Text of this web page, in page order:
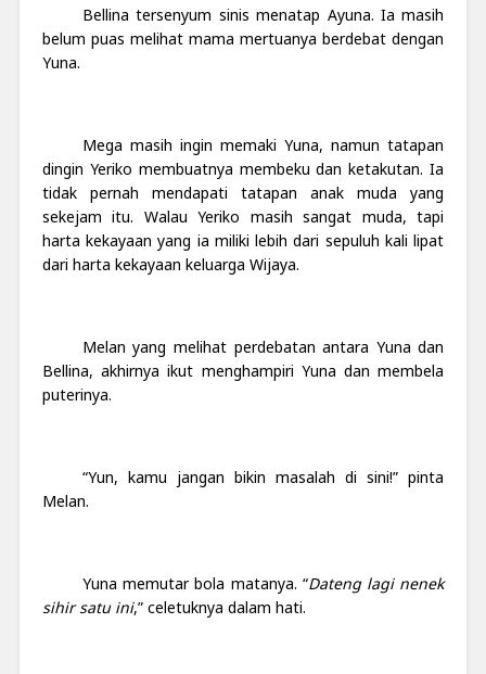
Bellina tersenyum sinis menatap Ayuna. Ia masih
belum puas melihat mama mertuanya berdebat dengan
Yuna.
Mega masih ingin memaki Yuna, namun tatapan
dingin Yeriko membuatnya membeku dan ketakutan. Ia
tidak pernah mendapati tatapan anak muda yang
sekejam itu. Walau Yeriko masih sangat muda, tapi
harta kekayaan yang ia miliki lebih dari sepuluh kali lipat
dari harta kekayaan keluarga Wijaya.
Melan yang melihat perdebatan antara Yuna dan
Bellina, akhirnya ikut menghampiri Yuna dan membela
puterinya.
“Yun, kamu jangan bikin masalah di sini!” pinta
Melan.
Yuna memutar bola matanya. “Dateng lagi nenek
sihir satu ini,” celetuknya dalam hati.